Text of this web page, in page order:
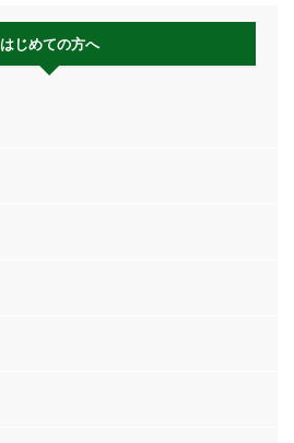
はじめての方へ